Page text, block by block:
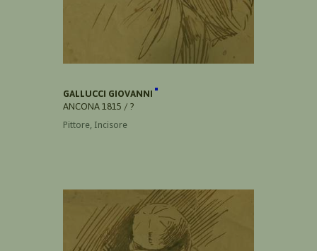
GALLUCCI GIOVANNI
ANCONA 1815 / ?
Pittore, Incisore